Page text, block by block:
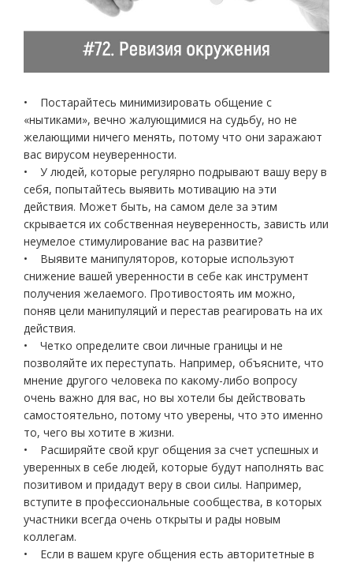
• Постарайтесь минимизировать общение с
«нытиками», вечно жалующимися на судьбу, но не
желающими ничего менять, потому что они заражают
вас вирусом неуверенности.
• У людей, которые регулярно подрывают вашу веру в
себя, попытайтесь выявить мотивацию на эти
действия. Может быть, на самом деле за этим
скрывается их собственная неуверенность, зависть или
неумелое стимулирование вас на развитие?
• Выявите манипуляторов, которые используют
снижение вашей уверенности в себе как инструмент
получения желаемого. Противостоять им можно,
поняв цели манипуляций и перестав реагировать на их
действия.
• Четко определите свои личные границы и не
позволяйте их переступать. Например, объясните, что
мнение другого человека по какому-либо вопросу
очень важно для вас, но вы хотели бы действовать
самостоятельно, потому что уверены, что это именно
то, чего вы хотите в жизни.
• Расширяйте свой круг общения за счет успешных и
уверенных в себе людей, которые будут наполнять вас
позитивом и придадут веру в свои силы. Например,
вступите в профессиональные сообщества, в которых
участники всегда очень открыты и рады новым
коллегам.
• Если в вашем круге общения есть авторитетные в